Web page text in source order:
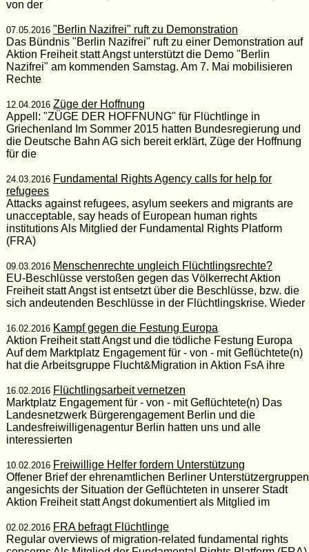
von der
07.05.2016 "Berlin Nazifrei" ruft zu Demonstration
Das Bündnis "Berlin Nazifrei" ruft zu einer Demonstration auf
Aktion Freiheit statt Angst unterstützt die Demo "Berlin
Nazifrei" am kommenden Samstag. Am 7. Mai mobilisieren
Rechte
12.04.2016 Züge der Hoffnung
Appell: "ZÜGE DER HOFFNUNG" für Flüchtlinge in
Griechenland Im Sommer 2015 hatten Bundesregierung und
die Deutsche Bahn AG sich bereit erklärt, Züge der Hoffnung
für die
24.03.2016 Fundamental Rights Agency calls for help for
refugees
Attacks against refugees, asylum seekers and migrants are
unacceptable, say heads of European human rights
institutions Als Mitglied der Fundamental Rights Platform
(FRA)
09.03.2016 Menschenrechte ungleich Flüchtlingsrechte?
EU-Beschlüsse verstoßen gegen das Völkerrecht Aktion
Freiheit statt Angst ist entsetzt über die Beschlüsse, bzw. die
sich andeutenden Beschlüsse in der Flüchtlingskrise. Wieder
16.02.2016 Kampf gegen die Festung Europa
Aktion Freiheit statt Angst und die tödliche Festung Europa
Auf dem Marktplatz Engagement für - von - mit Geflüchtete(n)
hat die Arbeitsgruppe Flucht&Migration in Aktion FsA ihre
16.02.2016 Flüchtlingsarbeit vernetzen
Marktplatz Engagement für - von - mit Geflüchtete(n) Das
Landesnetzwerk Bürgerengagement Berlin und die
Landesfreiwilligenagentur Berlin hatten uns und alle
interessierten
10.02.2016 Freiwillige Helfer fordern Unterstützung
Offener Brief der ehrenamtlichen Berliner Unterstützergruppen
angesichts der Situation der Geflüchteten in unserer Stadt
Aktion Freiheit statt Angst dokumentiert als Mitglied im
02.02.2016 FRA befragt Flüchtlinge
Regular overviews of migration-related fundamental rights